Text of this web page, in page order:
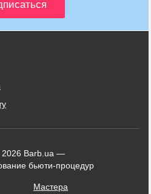
Barb.ua —
бьюти-процедур
Мастера